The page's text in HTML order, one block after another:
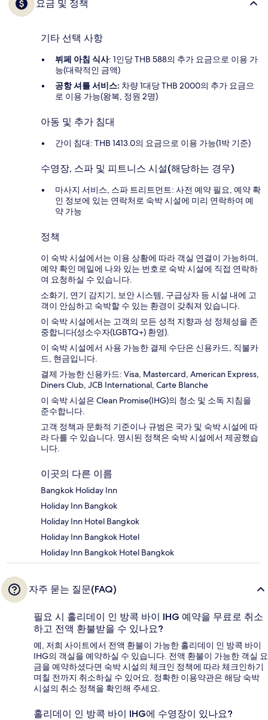
요금 및 정책
기타 선택 사항
뷔페 아침 식사: 1인당 THB 588의 추가 요금으로 이용 가
능(대략적인 금액)
공항 셔틀 서비스: 차량 1대당 THB 2000의 추가 요금으
로 이용 가능(왕복, 정원 2명)
아동 및 추가 침대
간이 침대: THB 1413.0의 요금으로 이용 가능(1박 기준)
수영장, 스파 및 피트니스 시설(해당하는 경우)
마사지 서비스, 스파 트리트먼트: 사전 예약 필요, 예약 확
인 정보에 있는 연락처로 숙박 시설에 미리 연락하여 예
약 가능
정책
이 숙박 시설에서는 이용 상황에 따라 객실 연결이 가능하며,
예약 확인 메일에 나와 있는 번호로 숙박 시설에 직접 연락하
여 요청하실 수 있습니다.
소화기, 연기 감지기, 보안 시스템, 구급상자 등 시설 내에 고
객이 안심하고 숙박할 수 있는 환경이 갖춰져 있습니다.
이 숙박 시설에서는 고객의 모든 성적 지향과 성 정체성을 존
중합니다(성소수자(LGBTQ+) 환영).
이 숙박 시설에서 사용 가능한 결제 수단은 신용카드, 직불카
드, 현금입니다.
결제 가능한 신용카드: Visa, Mastercard, American Express,
Diners Club, JCB International, Carte Blanche
이 숙박 시설은 Clean Promise(IHG)의 청소 및 소독 지침을
준수합니다.
고객 정책과 문화적 기준이나 규범은 국가 및 숙박 시설에 따
라 다를 수 있습니다. 명시된 정책은 숙박 시설에서 제공했습
니다.
이곳의 다른 이름
Bangkok Holiday Inn
Holiday Inn Bangkok
Holiday Inn Hotel Bangkok
Holiday Inn Bangkok Hotel
Holiday Inn Bangkok Hotel Bangkok
자주 묻는 질문(FAQ)
필요 시 홀리데이 인 방콕 바이 IHG 예약을 무료로 취소
하고 전액 환불받을 수 있나요?
예, 저희 사이트에서 전액 환불이 가능한 홀리데이 인 방콕 바이
IHG의 객실을 예약하실 수 있습니다. 전액 환불이 가능한 객실 요
금을 예약하셨다면 숙박 시설의 체크인 정책에 따라 체크인하기
며칠 전까지 취소하실 수 있어요. 정확한 이용약관은 해당 숙박
시설의 취소 정책을 확인해 주세요.
홀리데이 인 방콕 바이 IHG에 수영장이 있나요?